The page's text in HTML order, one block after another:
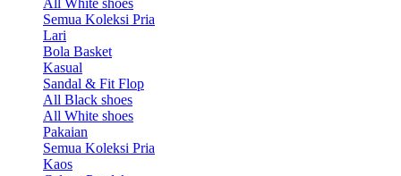
Semua Koleksi Pria
Lari
Bola Basket
Kasual
Sandal & Fit Flop
All Black shoes
All White shoes
Pakaian
Semua Koleksi Pria
Kaos